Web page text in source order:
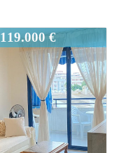
119.000 €